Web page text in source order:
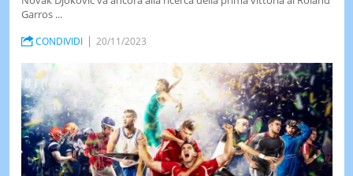
Garros ...
CONDIVIDI 20/11/2023